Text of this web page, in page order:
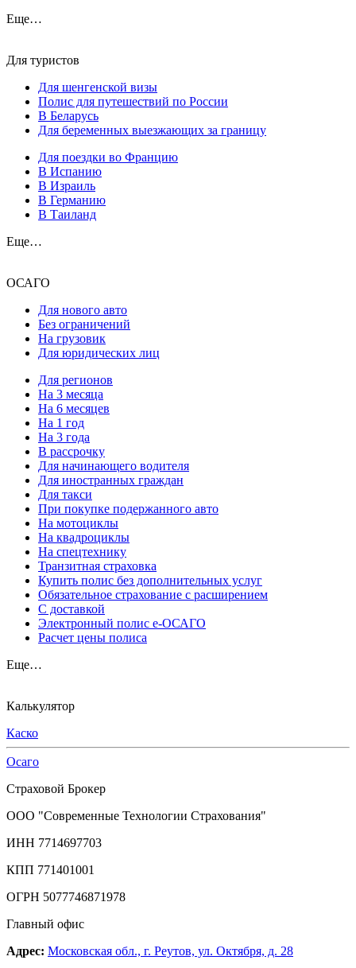
Еще…
Для туристов
Для шенгенской визы
Полис для путешествий по России
В Беларусь
Для беременных выезжающих за границу
Для поездки во Францию
В Испанию
В Израиль
В Германию
В Таиланд
Еще…
ОСАГО
Для нового авто
Без ограничений
На грузовик
Для юридических лиц
Для регионов
На 3 месяца
На 6 месяцев
На 1 год
На 3 года
В рассрочку
Для начинающего водителя
Для иностранных граждан
Для такси
При покупке подержанного авто
На мотоциклы
На квадроциклы
На спецтехнику
Транзитная страховка
Купить полис без дополнительных услуг
Обязательное страхование с расширением
С доставкой
Электронный полис е-ОСАГО
Расчет цены полиса
Еще…
Калькулятор
Каско
Осаго
Страховой Брокер
ООО "Современные Технологии Страхования"
ИНН 7714697703
КПП 771401001
ОГРН 5077746871978
Главный офис
Адрес: Московская обл., г. Реутов, ул. Октября, д. 28